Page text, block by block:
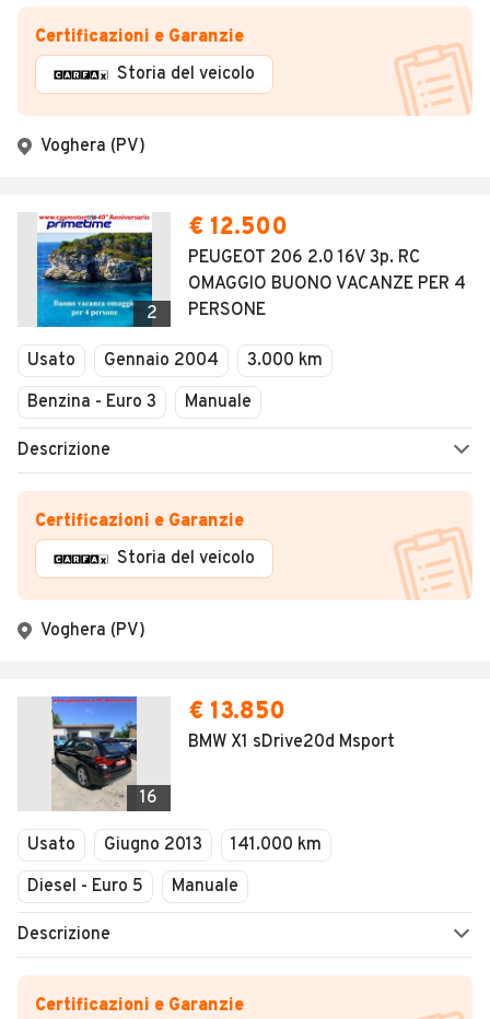
Certificazioni e Garanzie
Storia del veicolo
Voghera (PV)
2
€ 12.500
PEUGEOT 206 2.0 16V 3p. RC
OMAGGIO BUONO VACANZE PER 4
PERSONE
Usato Gennaio 2004
3.000 km
Benzina - Euro 3
Manuale
Descrizione
Certificazioni e Garanzie
Storia del veicolo
Voghera (PV)
16
€ 13.850
BMW X1 sDrive20d Msport
Usato Giugno 2013
141.000 km
Diesel - Euro 5
Manuale
Descrizione
Certificazioni e Garanzie